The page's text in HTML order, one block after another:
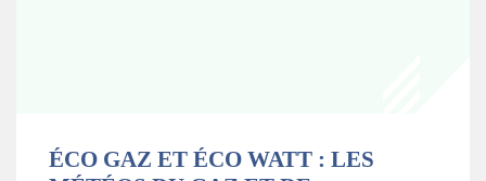
ÉCO GAZ ET ÉCO WATT : LES